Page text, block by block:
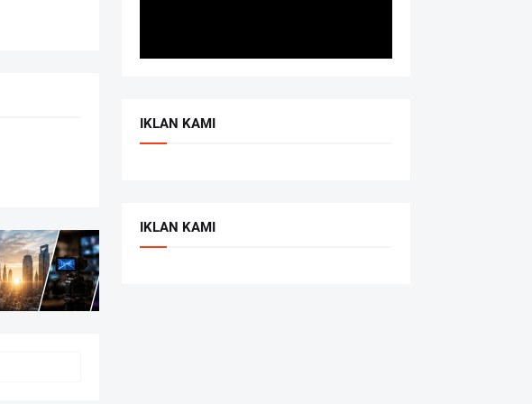
IKLAN KAMI
IKLAN KAMI